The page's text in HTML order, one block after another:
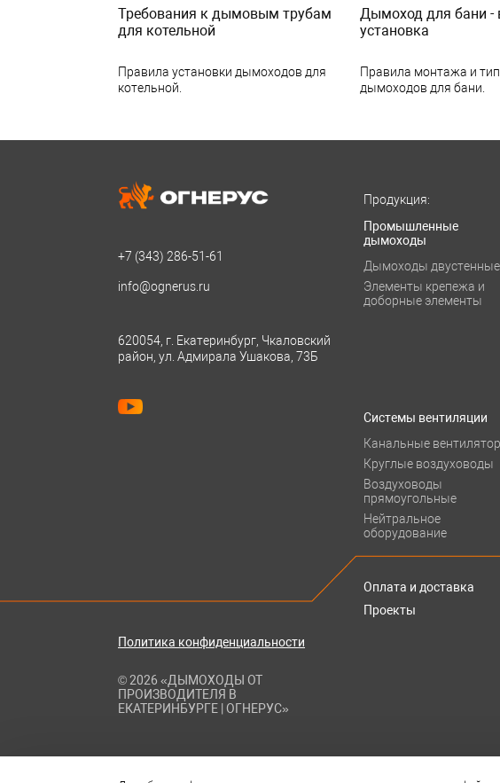
Требования к дымовым трубам
для котельной
Правила установки дымоходов для
котельной.
Дымоход для бани -
установка
Правила монтажа и
дымоходов для бани.
+7 (343) 286-51-61
info@ognerus.ru
620054, г. Екатеринбург, Чкаловский
район, ул. Адмирала Ушакова, 73Б
Продукция:
Промышленные
дымоходы
Дымоходы двустенные
Элементы крепежа и
доборные элементы
Системы вентиляции
Канальные
Круглые воздуховоды
Воздуховоды
прямоугольные
Нейтральное
оборудование
Политика конфиденциальности
© 2026 «ДЫМОХОДЫ ОТ
ПРОИЗВОДИТЕЛЯ В
ЕКАТЕРИНБУРГЕ | ОГНЕРУС»
Оплата и доставка
Проекты